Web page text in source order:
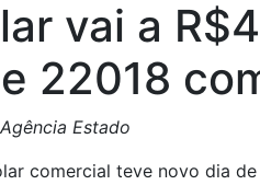
vai a
22018
Estado
comercial teve novo dia